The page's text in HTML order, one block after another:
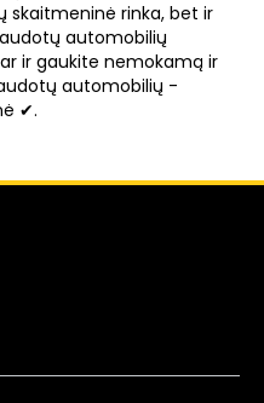
skaitmeninė rinka, bet ir
automobilių
ir gaukite nemokamą ir
automobilių -
✔.